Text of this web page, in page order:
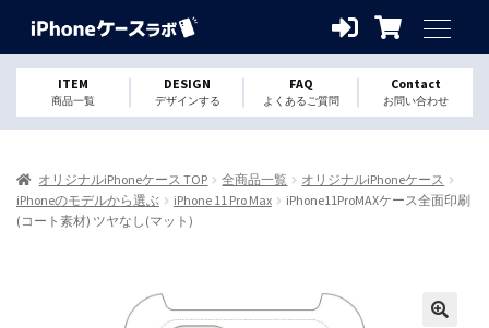
ITEM
商品一覧
DESIGN
デザインする
FAQ
よくあるご質問
Contact
お問い合わせ
オリジナルiPhoneケース TOP 全商品一覧
オリジナルiPhoneケース
iPhoneのモデルから選ぶ
iPhone 11 Pro Max
iPhone11ProMAXケース全面印刷
(コート素材) ツヤなし(マット)